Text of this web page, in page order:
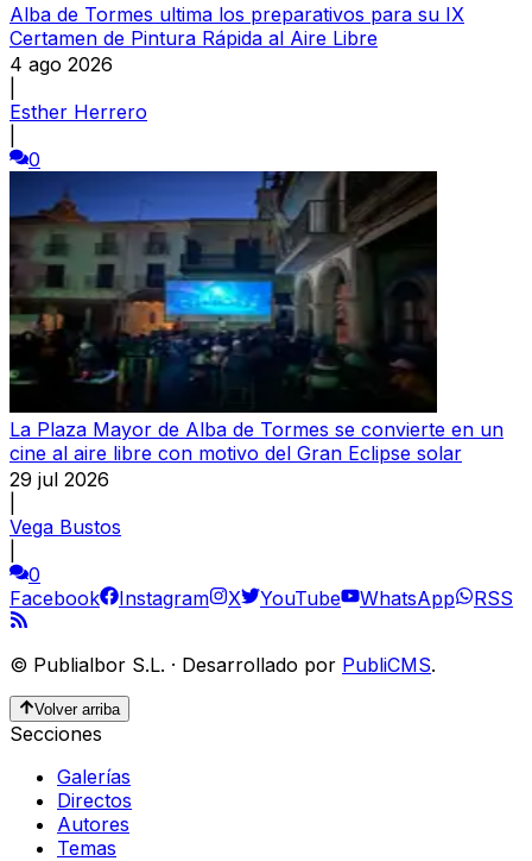
Alba de Tormes ultima los preparativos para su IX
Certamen de Pintura Rápida al Aire Libre
4 ago 2026
Esther Herrero
0
La Plaza Mayor de Alba de Tormes se convierte en un
cine al aire libre con motivo del Gran Eclipse solar
29 jul 2026
Vega Bustos
0
Facebook
Instagram X YouTube WhatsApp RSS
© Publialbor S.L. · Desarrollado por PubliCMS.
Volver arriba
Secciones
Galerías
Directos
Autores
Temas